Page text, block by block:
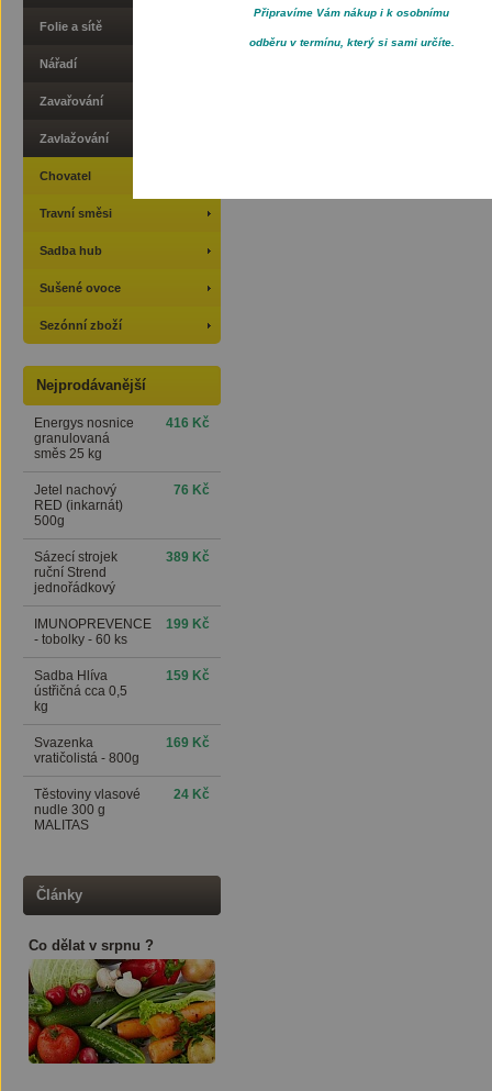
Připravíme Vám nákup i k osobnímu
odběru v termínu, který si sami určíte.
Folie a sítě
Nářadí
Zavařování
Zavlažování
Chovatel
Travní směsi
Sadba hub
Sušené ovoce
Sezónní zboží
Nejprodávanější
Energys nosnice
granulovaná
směs 25 kg
416 Kč
Jetel nachový
RED (inkarnát)
500g
76 Kč
Sázecí strojek
ruční Strend
jednořádkový
389 Kč
IMUNOPREVENCE
- tobolky - 60 ks
199 Kč
Sadba Hlíva
ústřičná cca 0,5
kg
159 Kč
Svazenka
vratičolistá - 800g
169 Kč
Těstoviny vlasové
nudle 300 g
MALITAS
24 Kč
Články
Co dělat v srpnu ?